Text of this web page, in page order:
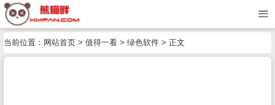
当前位置： 网站首页 > 值得一看 > 绿色软件 > 正文